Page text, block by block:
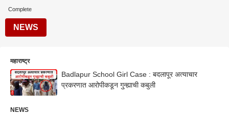
Complete
NEWS
महाराष्ट्र
Badlapur School Girl Case : बदलापूर अत्याचार
प्रकरणात आरोपीकडून गु्न्ह्याची कबुली
NEWS